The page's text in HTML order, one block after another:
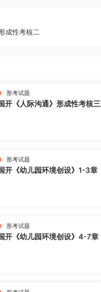
成性考核二
形考试题
开《人际沟通》形成性考核三
形考试题
开《幼儿园环境创设》1-3章
形考试题
开《幼儿园环境创设》4-7章